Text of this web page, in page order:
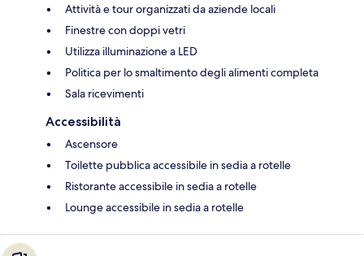
Attività e tour organizzati da aziende locali
Finestre con doppi vetri
Utilizza illuminazione a LED
Politica per lo smaltimento degli alimenti completa
Sala ricevimenti
Accessibilità
Ascensore
Toilette pubblica accessibile in sedia a rotelle
Ristorante accessibile in sedia a rotelle
Lounge accessibile in sedia a rotelle